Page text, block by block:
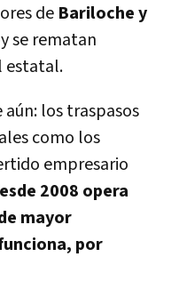
de Bariloche y
se rematan
estatal.
los traspasos
como los
empresario
2008 opera
mayor
por